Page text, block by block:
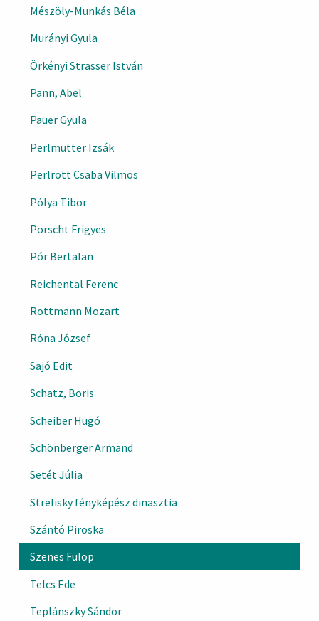
Mészöly-Munkás Béla
Murányi Gyula
Örkényi Strasser István
Pann, Abel
Pauer Gyula
Perlmutter Izsák
Perlrott Csaba Vilmos
Pólya Tibor
Porscht Frigyes
Pór Bertalan
Reichental Ferenc
Rottmann Mozart
Róna József
Sajó Edit
Schatz, Boris
Scheiber Hugó
Schönberger Armand
Setét Júlia
Strelisky fényképész dinasztia
Szántó Piroska
Szenes Fülöp
Telcs Ede
Teplánszky Sándor